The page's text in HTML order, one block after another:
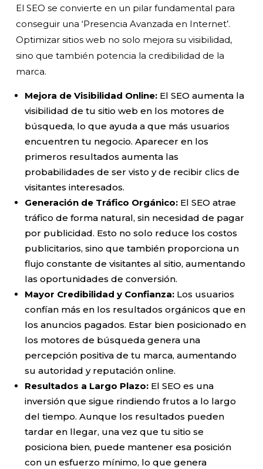
El SEO se convierte en un pilar fundamental para
conseguir una ‘Presencia Avanzada en Internet’.
Optimizar sitios web no solo mejora su visibilidad,
sino que también potencia la credibilidad de la
marca.
Mejora de Visibilidad Online: El SEO aumenta la
visibilidad de tu sitio web en los motores de
búsqueda, lo que ayuda a que más usuarios
encuentren tu negocio. Aparecer en los
primeros resultados aumenta las
probabilidades de ser visto y de recibir clics de
visitantes interesados.
Generación de Tráfico Orgánico: El SEO atrae
tráfico de forma natural, sin necesidad de pagar
por publicidad. Esto no solo reduce los costos
publicitarios, sino que también proporciona un
flujo constante de visitantes al sitio, aumentando
las oportunidades de conversión.
Mayor Credibilidad y Confianza: Los usuarios
confían más en los resultados orgánicos que en
los anuncios pagados. Estar bien posicionado en
los motores de búsqueda genera una
percepción positiva de tu marca, aumentando
su autoridad y reputación online.
Resultados a Largo Plazo: El SEO es una
inversión que sigue rindiendo frutos a lo largo
del tiempo. Aunque los resultados pueden
tardar en llegar, una vez que tu sitio se
posiciona bien, puede mantener esa posición
con un esfuerzo mínimo, lo que genera